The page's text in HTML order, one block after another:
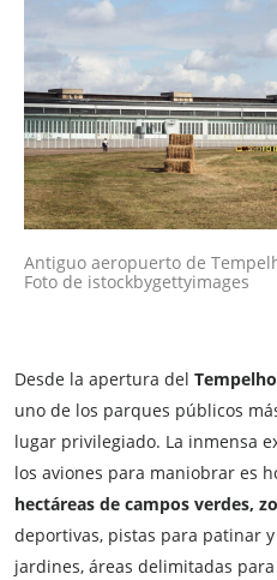
Antiguo aeropuerto de
Foto de istockbygettyimages
Desde la apertura del
uno de los parques públicos
lugar privilegiado. La inmensa
los aviones para maniobrar es
hectáreas de campos verdes,
deportivas, pistas para patinar
jardines, áreas delimitadas